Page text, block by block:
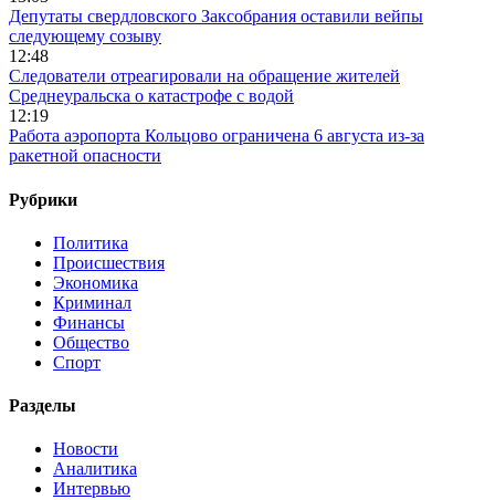
Депутаты свердловского Заксобрания оставили вейпы
следующему созыву
12:48
Следователи отреагировали на обращение жителей
Среднеуральска о катастрофе с водой
12:19
Работа аэропорта Кольцово ограничена 6 августа из-за
ракетной опасности
Рубрики
Политика
Происшествия
Экономика
Криминал
Финансы
Общество
Спорт
Разделы
Новости
Аналитика
Интервью